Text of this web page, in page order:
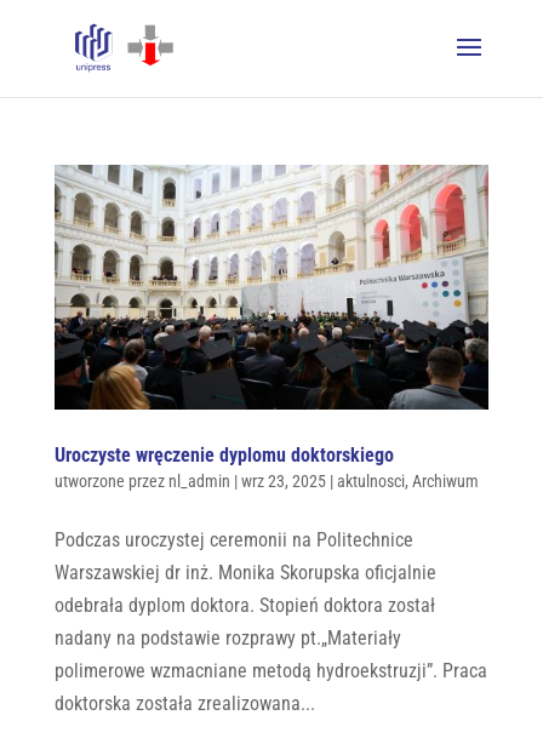
Uroczyste wręczenie dyplomu doktorskiego
utworzone przez nl_admin |wrz 23, 2025|aktulnosci, Archiwum
Podczas uroczystej ceremonii na Politechnice
Warszawskiej dr inż. Monika Skorupska oficjalnie
odebrała dyplom doktora. Stopień doktora został
nadany na podstawie rozprawy pt.„Materiały
polimerowe wzmacniane metodą hydroekstruzji”. Praca
doktorska została zrealizowana...